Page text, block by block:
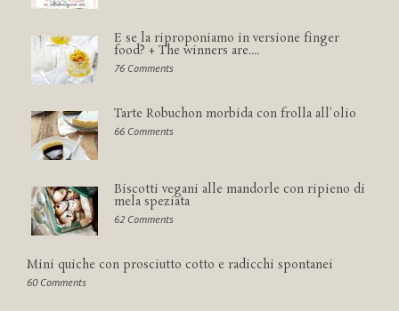
E se la riproponiamo in versione finger
food? + The winners are....
76 Comments
Tarte Robuchon morbida con frolla all'olio
66 Comments
Biscotti vegani alle mandorle con ripieno di
mela speziata
62 Comments
Mini quiche con prosciutto cotto e radicchi spontanei
60 Comments